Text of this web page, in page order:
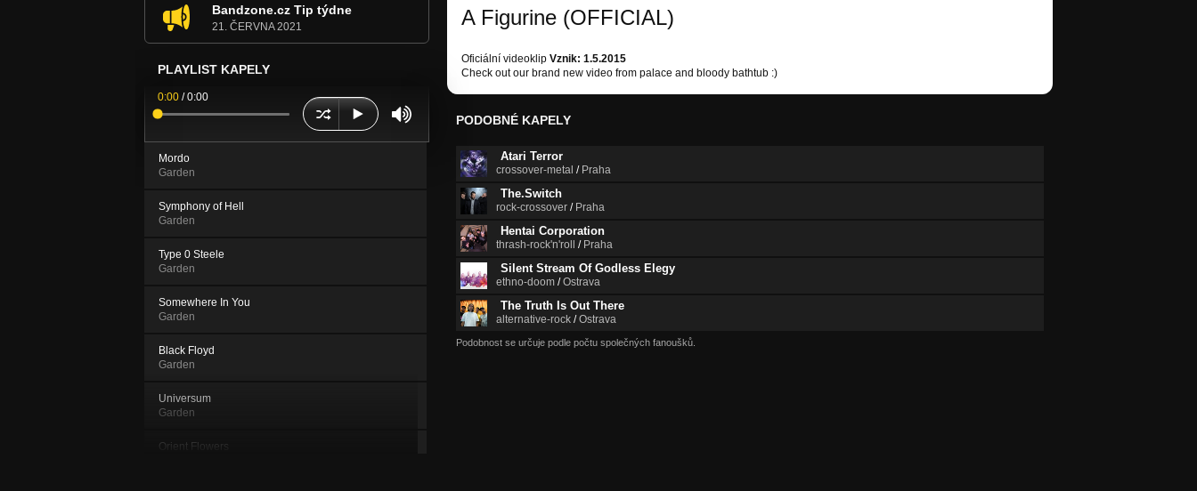
Bandzone.cz Tip týdne
21. ČERVNA 2021
PLAYLIST KAPELY
0:00 /0:00
Mordo
Garden
Symphony of Hell
Garden
Type 0 Steele
Garden
Somewhere In You
Garden
Black Floyd
Garden
Universum
Garden
Orient Flowers
A Figurine (OFFICIAL)
Oficiální videoklip Vznik: 1.5.2015
Check out our brand new video from palace and bloody bathtub :)
PODOBNÉ KAPELY
Atari Terror
crossover-metal / Praha
The.Switch
rock-crossover / Praha
Hentai Corporation
thrash-rock'n'roll / Praha
Silent Stream Of Godless Elegy
ethno-doom /Ostrava
The Truth Is Out There
alternative-rock /Ostrava
Podobnost se určuje podle počtu společných fanoušků.